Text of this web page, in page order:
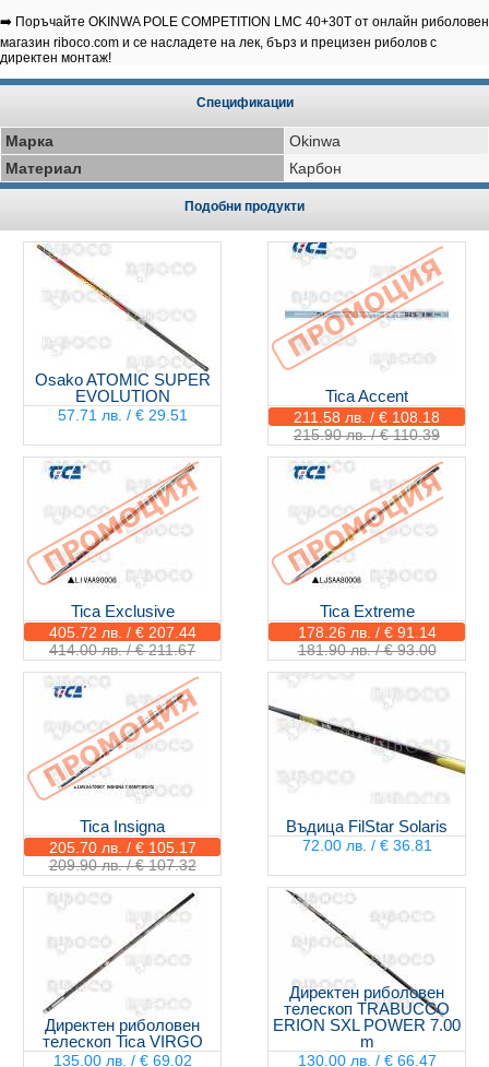
➡️ Поръчайте OKINWA POLE COMPETITION LMC 40+30T от онлайн риболовен
магазин riboco.com и се насладете на лек, бърз и прецизен риболов с
директен монтаж!
Спецификации
Марка
Okinwa
Материал
Карбон
Подобни продукти
Osako ATOMIC SUPER
EVOLUTION
57.71 лв. / € 29.51
Tica Accent
211.58 лв. / € 108.18
215.90 лв. / € 110.39
Tica Exclusive
405.72 лв. / € 207.44
414.00 лв. / € 211.67
Tica Extreme
178.26 лв. / € 91.14
181.90 лв. / € 93.00
Tica Insigna
205.70 лв. / € 105.17
209.90 лв. / € 107.32
Въдица FilStar Solaris
72.00 лв. / € 36.81
Директен риболовен
телескоп Tica VIRGO
135.00 лв. / € 69.02
Директен риболовен
телескоп TRABUCCO
ERION SXL POWER 7.00
m
130.00 лв. / € 66.47